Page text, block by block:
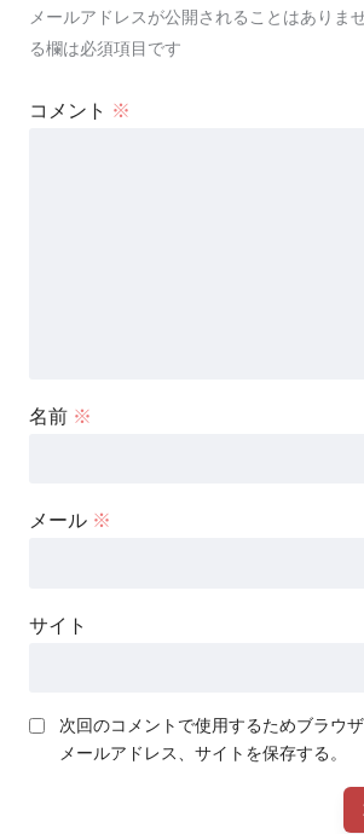
メールアドレスが公開されることはありませ
る欄は必須項目です
コメント ※
名前 ※
メール ※
サイト
次回のコメントで使用するためブラウザ
メールアドレス、サイトを保存する。